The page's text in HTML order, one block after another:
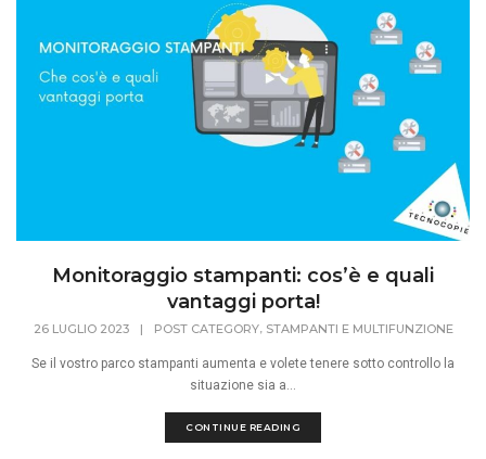
Monitoraggio stampanti: cos’è e quali
vantaggi porta!
26 LUGLIO 2023 | POST CATEGORY, STAMPANTI E MULTIFUNZIONE
Se il vostro parco stampanti aumenta e volete tenere sotto controllo la
situazione sia a...
CONTINUE READING